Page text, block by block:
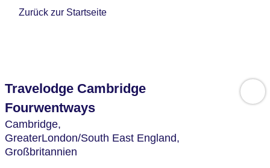
Zurück zur Startseite
Travelodge Cambridge
Fourwentways
Cambridge,
GreaterLondon/South East England,
Großbritannien